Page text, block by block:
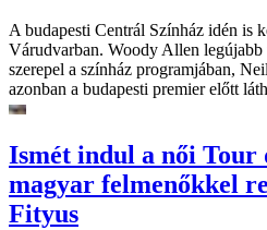
A budapesti Centrál Színház idén is
Várudvarban. Woody Allen legújabb
szerepel a színház programjában,
azonban a budapesti premier előtt
Ismét indul a női Tour
magyar felmenőkkel
Fityus